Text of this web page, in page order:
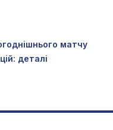
матчу
деталі